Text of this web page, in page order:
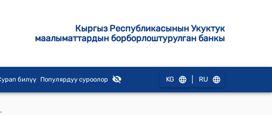
Кыргыз Республикасынын Укуктук
маалыматтардын борборлоштурулган банкы
билүү Популярдуу суроолор KG RU
шин автомобильных 215/90-15)